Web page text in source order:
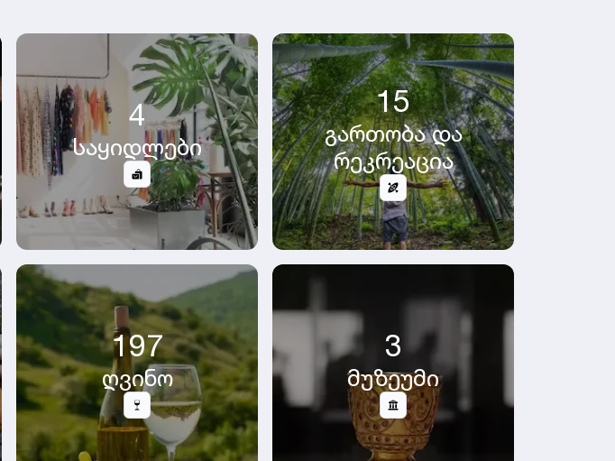
4
საყიდლები
15
გართობა და
რეკრეაცია
197
ღვინო
3
მუზეუმი